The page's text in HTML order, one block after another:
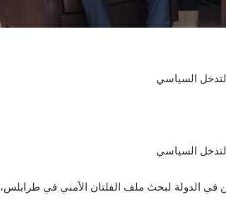
السياسي
السياسي
في الدولة لبحث ملف الفلتان الأمني في طرابلس،